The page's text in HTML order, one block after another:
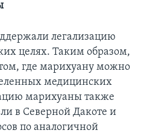
легализацию
целях. Таким образом,
где марихуану можно
медицинских
марихуаны также
в Северной Дакоте и
по аналогичной